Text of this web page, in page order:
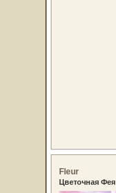
Fleur
Цветочная Фея